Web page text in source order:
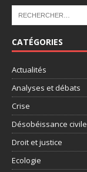
CATÉGORIES
Actualités
Analyses et débats
Crise
Désobéissance civile
Droit et justice
Ecologie